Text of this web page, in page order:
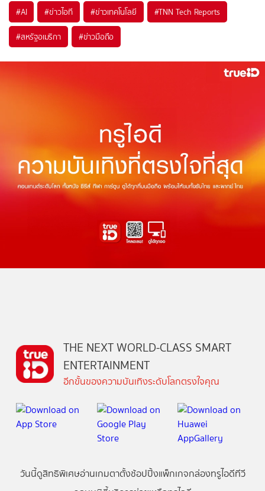
#AI #ข่าวไอที #ข่าวเทคโนโลยี #TNN Tech Reports
#สหรัฐอเมริกา #ข่าวมือถือ
THE NEXT WORLD-CLASS SMART
ENTERTAINMENT
อีกขั้นของความบันเทิงระดับโลกตรงใจคุณ
วันนี้ดูสิทธิพิเศษอ่านเกมตาตั้งช้อปปิ้งแพ็กเกจกล่องทรูไอดีทีวี